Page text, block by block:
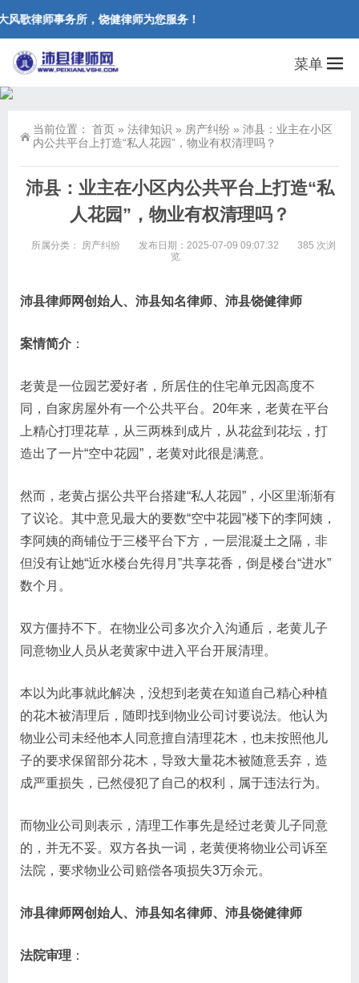
歌律师事务所，饶健律师为您服务！
菜单
当前位置： 首页 » 法律知识 » 房产纠纷 » 沛县：业主在小区
内公共平台上打造“私人花园”，物业有权清理吗？
沛县：业主在小区内公共平台上打造“私
人花园”，物业有权清理吗？
所属分类： 房产纠纷 发布日期：2025-07-09 09:07:32
385 次浏
览
沛县律师网创始人、沛县知名律师、沛县饶健律师
案情简介 ：
老黄是一位园艺爱好者，所居住的住宅单元因高度不
同，自家房屋外有一个公共平台。20年来，老黄在平台
上精心打理花草，从三两株到成片，从花盆到花坛，打
造出了一片“空中花园”，老黄对此很是满意。
然而，老黄占据公共平台搭建“私人花园”，小区里渐渐有
了议论。其中意见最大的要数“空中花园”楼下的李阿姨，
李阿姨的商铺位于三楼平台下方，一层混凝土之隔，非
但没有让她“近水楼台先得月”共享花香，倒是楼台“进水”
数个月。
双方僵持不下。在物业公司多次介入沟通后，老黄儿子
同意物业人员从老黄家中进入平台开展清理。
本以为此事就此解决，没想到老黄在知道自己精心种植
的花木被清理后，随即找到物业公司讨要说法。他认为
物业公司未经他本人同意擅自清理花木，也未按照他儿
子的要求保留部分花木，导致大量花木被随意丢弃，造
成严重损失，已然侵犯了自己的权利，属于违法行为。
而物业公司则表示，清理工作事先是经过老黄儿子同意
的，并无不妥。双方各执一词，老黄便将物业公司诉至
法院，要求物业公司赔偿各项损失3万余元。
沛县律师网创始人、沛县知名律师、沛县饶健律师
法院审理 ：